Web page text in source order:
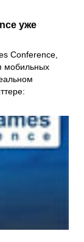
уже
Conference,
мобильных